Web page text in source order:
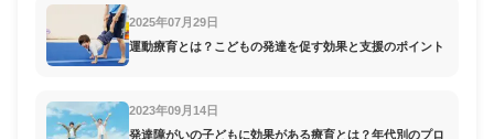
2025年07月29日
運動療育とは？こどもの発達を促す効果と支援のポイント
2023年09月14日
発達障がいの子どもに効果がある療育とは？年代別のプロ